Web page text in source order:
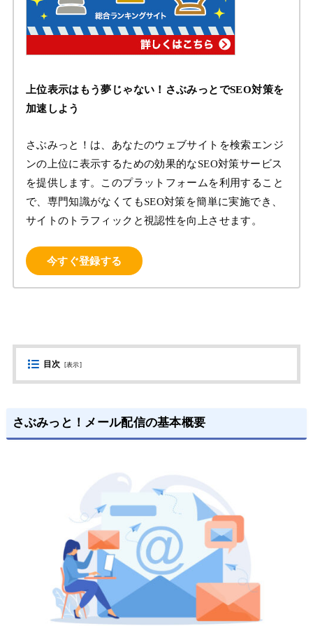
上位表示はもう夢じゃない！さぶみっとでSEO対策を
加速しよう
さぶみっと！は、あなたのウェブサイトを検索エンジ
ンの上位に表示するための効果的なSEO対策サービス
を提供します。このプラットフォームを利用すること
で、専門知識がなくてもSEO対策を簡単に実施でき、
サイトのトラフィックと視認性を向上させます。
今すぐ登録する
目次 [表示]
さぶみっと！メール配信の基本概要